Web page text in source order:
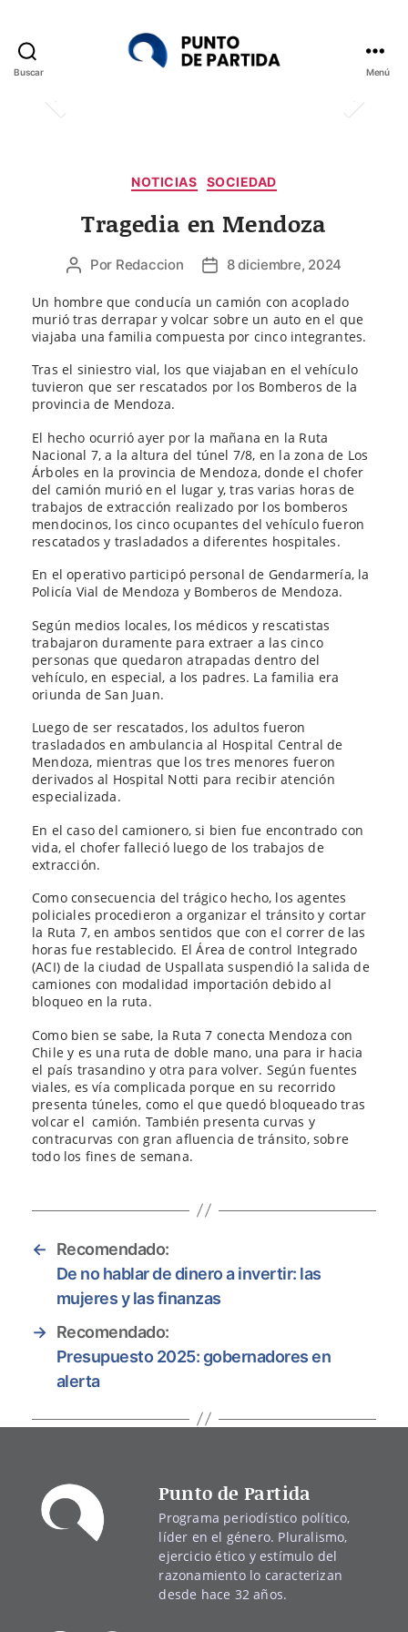
Buscar Menú
NOTICIAS SOCIEDAD
Tragedia en Mendoza
Autor
la
entrada
Por Redaccion
Fecha
la
entrada
8 diciembre, 2024
Un hombre que conducía un camión con acoplado
murió tras derrapar y volcar sobre un auto en el que
viajaba una familia compuesta por cinco integrantes.
Tras el siniestro vial, los que viajaban en el vehículo
tuvieron que ser rescatados por los Bomberos de la
provincia de Mendoza.
El hecho ocurrió ayer por la mañana en la Ruta
Nacional 7, a la altura del túnel 7/8, en la zona de Los
Árboles en la provincia de Mendoza, donde el chofer
del camión murió en el lugar y, tras varias horas de
trabajos de extracción realizado por los bomberos
mendocinos, los cinco ocupantes del vehículo fueron
rescatados y trasladados a diferentes hospitales.
En el operativo participó personal de Gendarmería, la
Policía Vial de Mendoza y Bomberos de Mendoza.
Según medios locales, los médicos y rescatistas
trabajaron duramente para extraer a las cinco
personas que quedaron atrapadas dentro del
vehículo, en especial, a los padres. La familia era
oriunda de San Juan.
Luego de ser rescatados, los adultos fueron
trasladados en ambulancia al Hospital Central de
Mendoza, mientras que los tres menores fueron
derivados al Hospital Notti para recibir atención
especializada.
En el caso del camionero, si bien fue encontrado con
vida, el chofer falleció luego de los trabajos de
extracción.
Como consecuencia del trágico hecho, los agentes
policiales procedieron a organizar el tránsito y cortar
la Ruta 7, en ambos sentidos que con el correr de las
horas fue restablecido. El Área de control Integrado
(ACI) de la ciudad de Uspallata suspendió la salida de
camiones con modalidad importación debido al
bloqueo en la ruta.
Como bien se sabe, la Ruta 7 conecta Mendoza con
Chile y es una ruta de doble mano, una para ir hacia
el país trasandino y otra para volver. Según fuentes
viales, es vía complicada porque en su recorrido
presenta túneles, como el que quedó bloqueado tras
volcar el camión. También presenta curvas y
contracurvas con gran afluencia de tránsito, sobre
todo los fines de semana.
←
Recomendado:
De no hablar de dinero a invertir: las
mujeres y las finanzas
→ Recomendado:
Presupuesto 2025: gobernadores en
alerta
Punto de Partida
Programa periodístico político,
líder en el género. Pluralismo,
ejercicio ético y estímulo del
razonamiento lo caracterizan
desde hace 32 años.